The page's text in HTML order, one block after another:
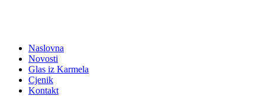
Naslovna
Novosti
Glas iz Karmela
Cjenik
Kontakt